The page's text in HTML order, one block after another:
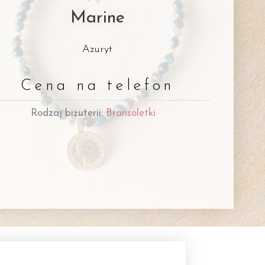
Marine
Azuryt
Cena na telefon
Rodzaj biżuterii:Bransoletki